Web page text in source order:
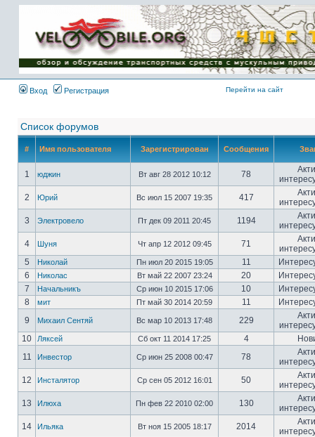
Имя пользователя:
Пароль:
{ LOG_ME_IN_SHORT
}
Вход
Регистрация Перейти на сайт
Список форумов
# Имя пользователя Зарегистрирован Сообщения
1 юджин Вт авг 28 2012 10:12 78
2
Юрий Вс июл 15 2007 19:35 417
3
Электровело Пт дек 09 2011 20:45 1194
4
Шуня Чт апр 12 2012 09:45 71
5
Николай Пн июл 20 2015 19:05 11
6
Николас Вт май 22 2007 23:24 20
7
Начальникъ Ср июн 10 2015 17:06 10
8
мит Пт май 30 2014 20:59 11
9
Михаил Сентяй Вс мар 10 2013 17:48 229
10
Ляксей Сб окт 11 2014 17:25 4
11
Инвестор Ср июн 25 2008 00:47 78
12
Инсталятор Ср сен 05 2012 16:01 50
13
Илюха Пн фев 22 2010 02:00 130
14
Ильяка Вт ноя 15 2005 18:17 2014